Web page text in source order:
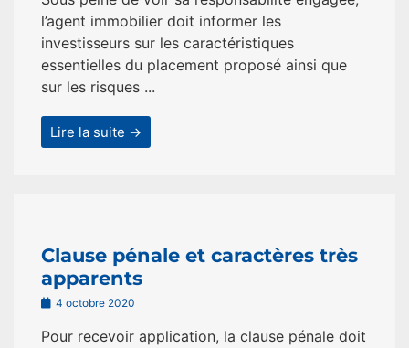
l’agent immobilier doit informer les
investisseurs sur les caractéristiques
essentielles du placement proposé ainsi que
sur les risques ...
Lire la suite →
Clause pénale et caractères très
apparents
4 octobre 2020
Pour recevoir application, la clause pénale doit